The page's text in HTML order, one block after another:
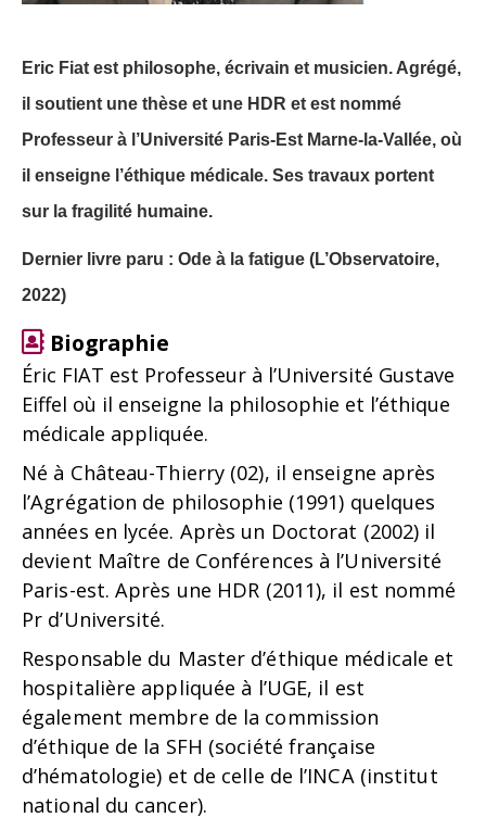
Eric Fiat est philosophe, écrivain et musicien. Agrégé,
il soutient une thèse et une HDR et est nommé
Professeur à l’Université Paris-Est Marne-la-Vallée, où
il enseigne l’éthique médicale. Ses travaux portent
sur la fragilité humaine.
Dernier livre paru : Ode à la fatigue (L’Observatoire,
2022)
Biographie
Éric FIAT est Professeur à l’Université Gustave
Eiffel où il enseigne la philosophie et l’éthique
médicale appliquée.
Né à Château-Thierry (02), il enseigne après
l’Agrégation de philosophie (1991) quelques
années en lycée. Après un Doctorat (2002) il
devient Maître de Conférences à l’Université
Paris-est. Après une HDR (2011), il est nommé
Pr d’Université.
Responsable du Master d’éthique médicale et
hospitalière appliquée à l’UGE, il est
également membre de la commission
d’éthique de la SFH (société française
d’hématologie) et de celle de l’INCA (institut
national du cancer).